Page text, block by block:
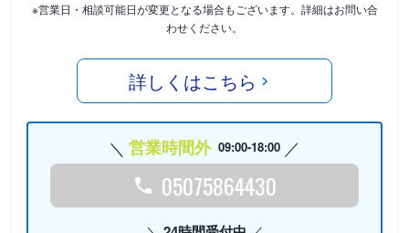
※営業日・相談可能日が変更となる場合もございます。詳細はお問い合
わせください。
詳しくはこちら
営業時間外 09:00-18:00
05075864430